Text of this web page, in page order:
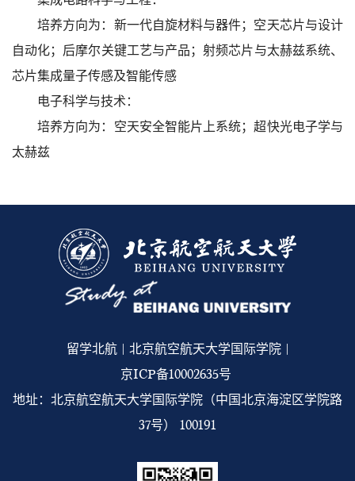
培养方向为：新一代自旋材料与器件；空天芯片与设计
自动化；后摩尔关键工艺与产品；射频芯片与太赫兹系统、
芯片集成量子传感及智能传感
电子科学与技术：
培养方向为：空天安全智能片上系统；超快光电子学与
太赫兹
留学北航 | 北京航空航天大学国际学院 |
京ICP备10002635号
地址：北京航空航天大学国际学院（中国北京海淀区学院路
37号） 100191